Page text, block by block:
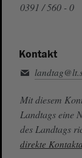
0391 / 560 - 0
Kontakt
Mit diesem
Landtags eine
des Landtags
direkte